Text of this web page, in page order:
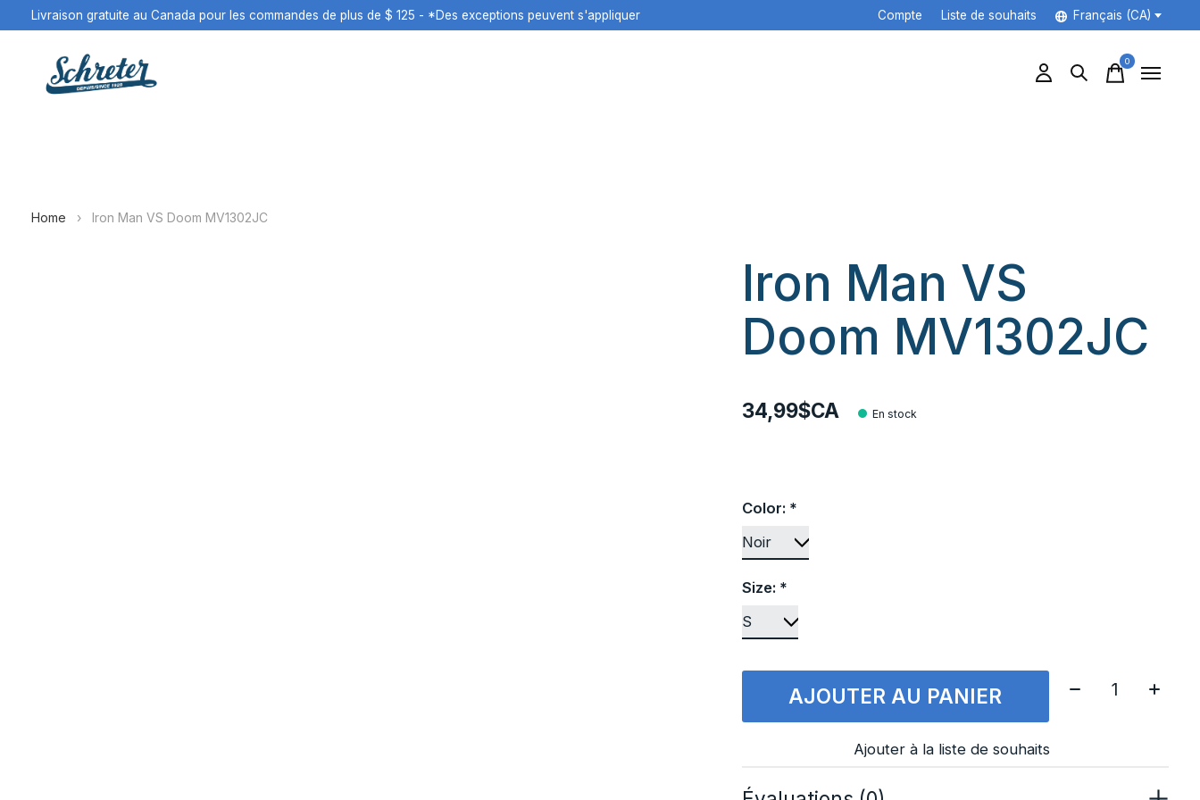
Livraison gratuite au Canada pour les commandes de plus de $ 125 - *Des exceptions peuvent s'appliquer Compte Liste de souhaits Français (CA)
0items
Home › Iron Man VS Doom MV1302JC
Iron Man VS
Doom MV1302JC
34,99$CA En stock
Color: *
Size: *
AJOUTER AU PANIER
Quantité:
Ajouter à la liste de souhaits